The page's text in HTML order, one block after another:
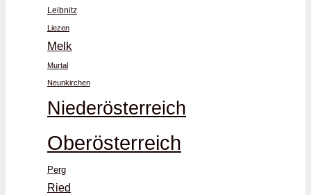
Leibnitz
Liezen
Melk
Murtal
Neunkirchen
Niederösterreich
Oberösterreich
Perg
Ried